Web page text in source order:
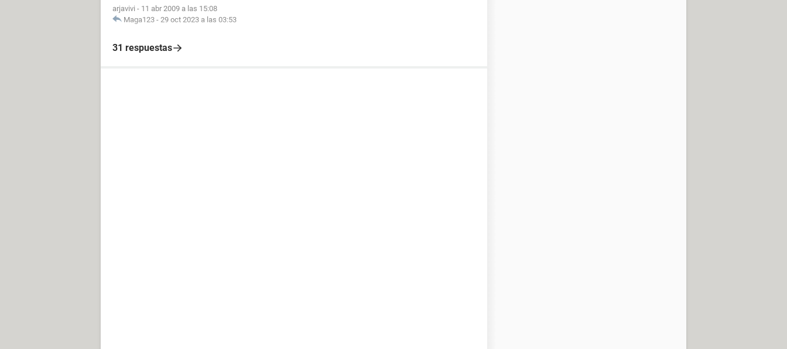
arjavivi - 11 abr 2009 a las 15:08
Maga123 - 29 oct 2023 a las 03:53
31 respuestas